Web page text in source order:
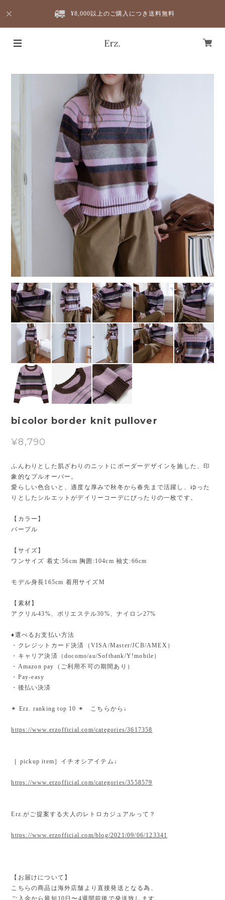
¥8,000以上のご購入につき送料無料
bicolor border knit pullover
¥8,790
ふんわりとした肌ざわりのニットにボーダーデザインを施した、印
象的なプルオーバー。
愛らしい色合いと、適度な厚みで秋冬から春先まで活躍し、ゆった
りとしたシルエットがデイリーコーデにぴったりの一枚です。
【カラー】
パープル
【サイズ】
ワンサイズ 着丈:56cm 胸囲:104cm 袖丈:66cm
モデル身長165cm 着用サイズM
【素材】
アクリル43%、ポリエステル30%、ナイロン27%
♦︎選べるお支払い方法
・クレジットカード決済（VISA/Master/JCB/AMEX）
・キャリア決済（docomo/au/Softbank/Y!mobile）
・Amazon pay（ご利用不可の期間あり）
・Pay-easy
・後払い決済
✴︎ Erz. ranking top 10 ✴︎ こちらから↓
https://www.erzofficial.com/categories/3617358
［ pickup item］イチオシアイテム↓
https://www.erzofficial.com/categories/3558579
Erz.がご提案する大人のレトロカジュアルって？
https://www.erzofficial.com/blog/2021/09/06/123341
【お届けについて】
こちらの商品は海外店舗より直接発送となる為、
ご入金から最短10日〜4週間前後で発送致します。